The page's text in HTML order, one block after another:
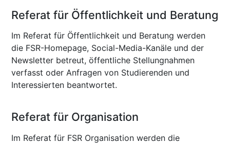
Referat für Öffentlichkeit und Beratung
Im Referat für Öffentlichkeit und Beratung werden
die FSR-Homepage, Social-Media-Kanäle und der
Newsletter betreut, öffentliche Stellungnahmen
verfasst oder Anfragen von Studierenden und
Interessierten beantwortet.
Referat für Organisation
Im Referat für FSR Organisation werden die